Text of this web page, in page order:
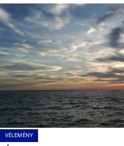
VÉLEMÉNY